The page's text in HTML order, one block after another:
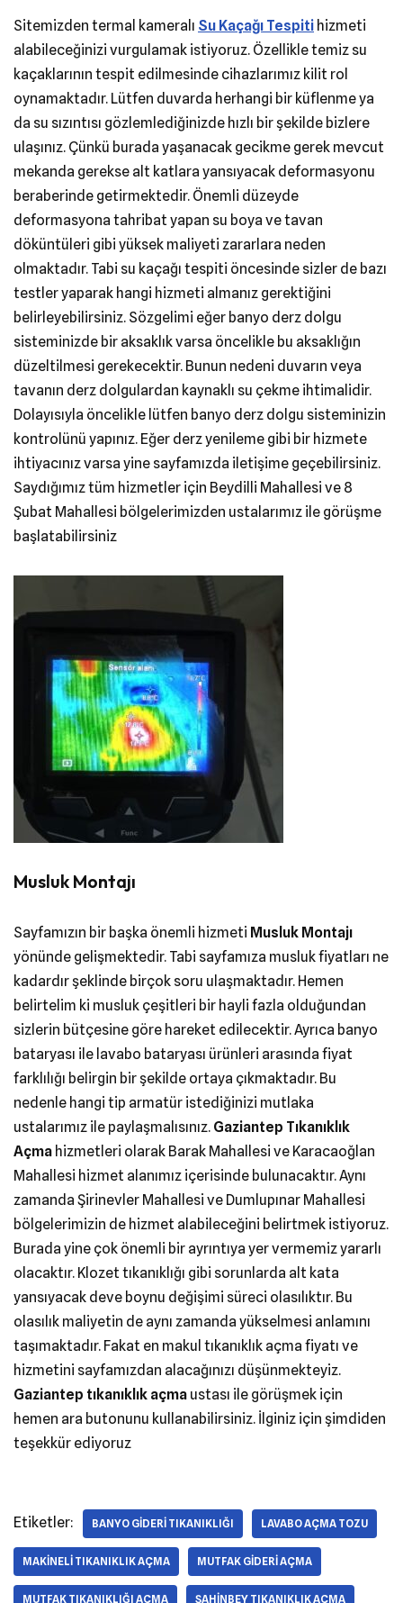
Sitemizden termal kameralı Su Kaçağı Tespiti hizmeti
alabileceğinizi vurgulamak istiyoruz. Özellikle temiz su
kaçaklarının tespit edilmesinde cihazlarımız kilit rol
oynamaktadır. Lütfen duvarda herhangi bir küflenme ya
da su sızıntısı gözlemlediğinizde hızlı bir şekilde bizlere
ulaşınız. Çünkü burada yaşanacak gecikme gerek mevcut
mekanda gerekse alt katlara yansıyacak deformasyonu
beraberinde getirmektedir. Önemli düzeyde
deformasyona tahribat yapan su boya ve tavan
döküntüleri gibi yüksek maliyeti zararlara neden
olmaktadır. Tabi su kaçağı tespiti öncesinde sizler de bazı
testler yaparak hangi hizmeti almanız gerektiğini
belirleyebilirsiniz. Sözgelimi eğer banyo derz dolgu
sisteminizde bir aksaklık varsa öncelikle bu aksaklığın
düzeltilmesi gerekecektir. Bunun nedeni duvarın veya
tavanın derz dolgulardan kaynaklı su çekme ihtimalidir.
Dolayısıyla öncelikle lütfen banyo derz dolgu sisteminizin
kontrolünü yapınız. Eğer derz yenileme gibi bir hizmete
ihtiyacınız varsa yine sayfamızda iletişime geçebilirsiniz.
Saydığımız tüm hizmetler için Beydilli Mahallesi ve 8
Şubat Mahallesi bölgelerimizden ustalarımız ile görüşme
başlatabilirsiniz
Musluk Montajı
Sayfamızın bir başka önemli hizmeti Musluk Montajı
yönünde gelişmektedir. Tabi sayfamıza musluk fiyatları ne
kadardır şeklinde birçok soru ulaşmaktadır. Hemen
belirtelim ki musluk çeşitleri bir hayli fazla olduğundan
sizlerin bütçesine göre hareket edilecektir. Ayrıca banyo
bataryası ile lavabo bataryası ürünleri arasında fiyat
farklılığı belirgin bir şekilde ortaya çıkmaktadır. Bu
nedenle hangi tip armatür istediğinizi mutlaka
ustalarımız ile paylaşmalısınız. Gaziantep Tıkanıklık
Açma hizmetleri olarak Barak Mahallesi ve Karacaoğlan
Mahallesi hizmet alanımız içerisinde bulunacaktır. Aynı
zamanda Şirinevler Mahallesi ve Dumlupınar Mahallesi
bölgelerimizin de hizmet alabileceğini belirtmek istiyoruz.
Burada yine çok önemli bir ayrıntıya yer vermemiz yararlı
olacaktır. Klozet tıkanıklığı gibi sorunlarda alt kata
yansıyacak deve boynu değişimi süreci olasılıktır. Bu
olasılık maliyetin de aynı zamanda yükselmesi anlamını
taşımaktadır. Fakat en makul tıkanıklık açma fiyatı ve
hizmetini sayfamızdan alacağınızı düşünmekteyiz.
Gaziantep tıkanıklık açma ustası ile görüşmek için
hemen ara butonunu kullanabilirsiniz. İlginiz için şimdiden
teşekkür ediyoruz
Etiketler: BANYO GIDERI TIKANIKLIĞI LAVABO AÇMA TOZU
MAKINELI TIKANIKLIK AÇMA MUTFAK GIDERI AÇMA
MUTFAK TIKANIKLIĞI AÇMA ŞAHINBEY TIKANIKLIK AÇMA